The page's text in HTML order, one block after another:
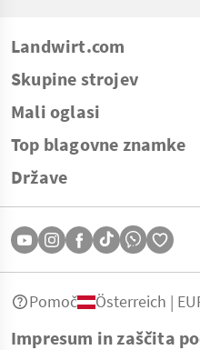
Landwirt.com
Skupine strojev
Mali oglasi
Top blagovne znamke
Države
Impresum in zaščita
Pomoč Österreich |